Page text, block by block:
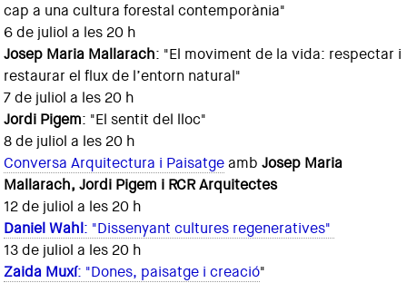
cap a una cultura forestal contemporània"
6 de juliol a les 20 h
Josep Maria Mallarach: "El moviment de la vida: respectar i
restaurar el flux de l’entorn natural"
7 de juliol a les 20 h
Jordi Pigem: "El sentit del lloc"
8 de juliol a les 20 h
Conversa Arquitectura i Paisatgeamb Josep Maria
Mallarach, Jordi Pigem i RCR Arquitectes
12 de juliol a les 20 h
Daniel Wahl: "Dissenyant cultures regeneratives"
13 de juliol a les 20 h
Zaida Muxí: "Dones, paisatge i creació"